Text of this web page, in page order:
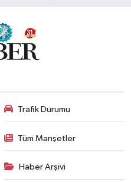
Trafik Durumu
Tüm Manşetler
Haber Arşivi